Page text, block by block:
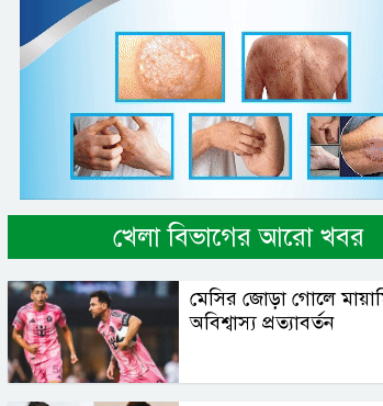
খেলা বিভাগের আরো খবর
মেসির জোড়া গোলে
অবিশ্বাস্য প্রত্যাবর্তন